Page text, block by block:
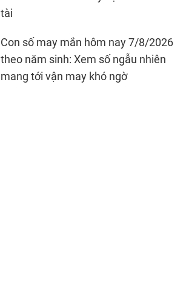
tài
Con số may mắn hôm nay 7/8/2026
theo năm sinh: Xem số ngẫu nhiên
mang tới vận may khó ngờ